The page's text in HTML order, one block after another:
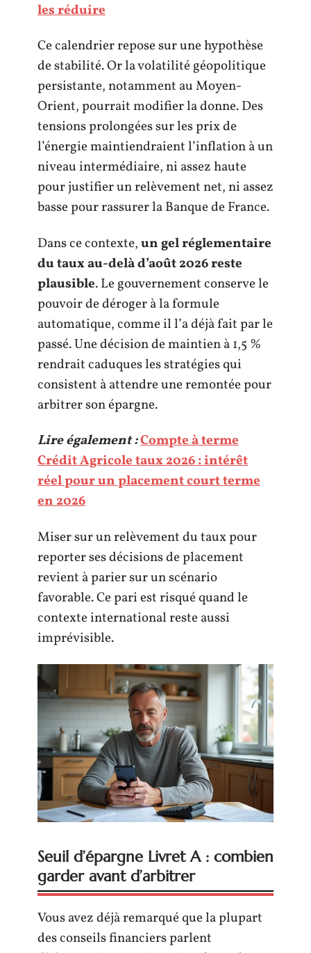
les réduire
Ce calendrier repose sur une hypothèse
de stabilité. Or la volatilité géopolitique
persistante, notamment au Moyen-
Orient, pourrait modifier la donne. Des
tensions prolongées sur les prix de
l’énergie maintiendraient l’inflation à un
niveau intermédiaire, ni assez haute
pour justifier un relèvement net, ni assez
basse pour rassurer la Banque de France.
Dans ce contexte,un gel réglementaire
du taux au-delà d’août 2026 reste
plausible. Le gouvernement conserve le
pouvoir de déroger à la formule
automatique, comme il l’a déjà fait par le
passé. Une décision de maintien à 1,5 %
rendrait caduques les stratégies qui
consistent à attendre une remontée pour
arbitrer son épargne.
Lire également :Compte à terme
Crédit Agricole taux 2026 : intérêt
réel pour un placement court terme
en 2026
Miser sur un relèvement du taux pour
reporter ses décisions de placement
revient à parier sur un scénario
favorable. Ce pari est risqué quand le
contexte international reste aussi
imprévisible.
Seuil d’épargne Livret A : combien
garder avant d’arbitrer
Vous avez déjà remarqué que la plupart
des conseils financiers parlent